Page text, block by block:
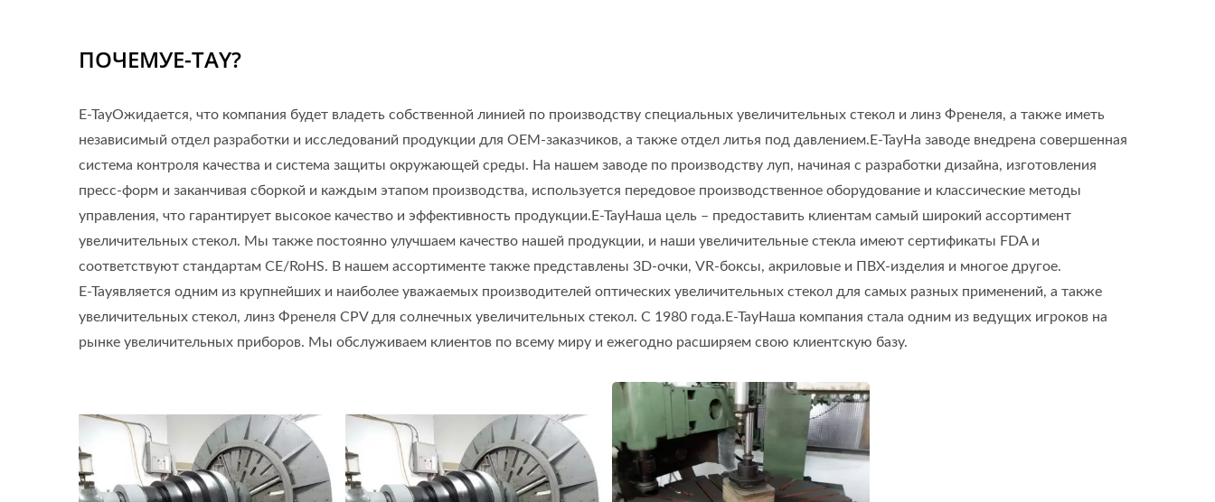
ПОЧЕМУE-TAY?
E-TayОжидается, что компания будет владеть собственной линией по производству специальных увеличительных стекол и линз Френеля, а также иметь
независимый отдел разработки и исследований продукции для OEM-заказчиков, а также отдел литья под давлением.E-TayНа заводе внедрена совершенная
система контроля качества и система защиты окружающей среды. На нашем заводе по производству луп, начиная с разработки дизайна, изготовления
пресс-форм и заканчивая сборкой и каждым этапом производства, используется передовое производственное оборудование и классические методы
управления, что гарантирует высокое качество и эффективность продукции.E-TayНаша цель – предоставить клиентам самый широкий ассортимент
увеличительных стекол. Мы также постоянно улучшаем качество нашей продукции, и наши увеличительные стекла имеют сертификаты FDA и
соответствуют стандартам CE/RoHS. В нашем ассортименте также представлены 3D-очки, VR-боксы, акриловые и ПВХ-изделия и многое другое.
E-Tayявляется одним из крупнейших и наиболее уважаемых производителей оптических увеличительных стекол для самых разных применений, а также
увеличительных стекол, линз Френеля CPV для солнечных увеличительных стекол. С 1980 года.E-TayНаша компания стала одним из ведущих игроков на
рынке увеличительных приборов. Мы обслуживаем клиентов по всему миру и ежегодно расширяем свою клиентскую базу.